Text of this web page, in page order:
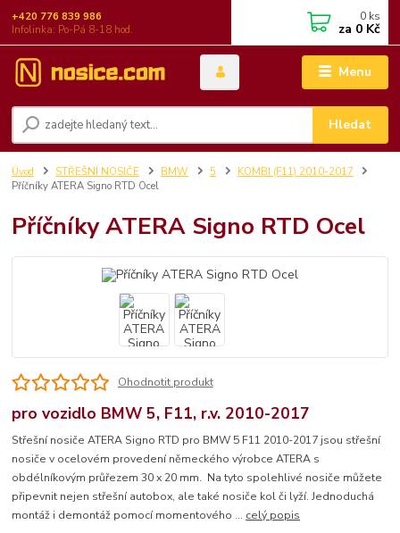
Menu
Hledat
+420 776 839 986
Infolinka: Po-Pá 8-18 hod.
0 ks
za 0 Kč
Úvod STŘEŠNÍ NOSIČE BMW 5
KOMBI (F11) 2010-2017
Příčníky ATERA Signo RTD Ocel
Příčníky ATERA Signo RTD Ocel
Ohodnotit produkt
pro vozidlo BMW 5, F11, r.v. 2010-2017
Střešní nosiče ATERA Signo RTD pro BMW 5 F11 2010-2017 jsou střešní
nosiče v ocelovém provedení německého výrobce ATERA s
obdélníkovým průřezem 30 x 20 mm. Na tyto spolehlivé nosiče můžete
připevnit nejen střešní autobox, ale také nosiče kol či lyží. Jednoduchá
montáž i demontáž pomocí momentového ... celý popis